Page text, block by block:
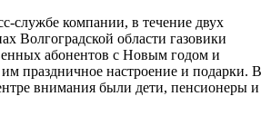
службе компании, в течение двух
Волгоградской области газовики
абонентов с Новым годом и
праздничное настроение и подарки. В
внимания были дети, пенсионеры и